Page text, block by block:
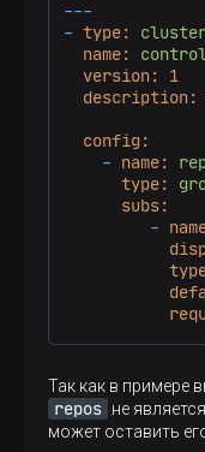
---
- type:
name:
version:
1
description:
config:
- name:
type:
subs:
-
Так как в примере
repos не
может оставить